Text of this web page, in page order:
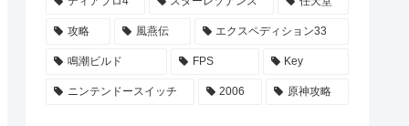
攻略 風燕伝 エクスペディション33
鳴潮ビルド FPS Key
ニンテンドースイッチ 2006 原神攻略